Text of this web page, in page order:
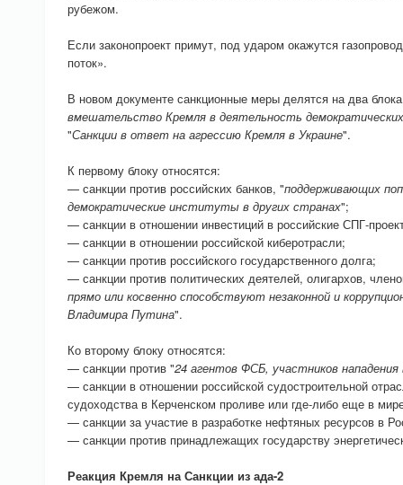
рубежом.
Если законопроект примут, под ударом окажутся
поток».
В новом документе санкционные меры делятся на два
вмешательство Кремля в деятельность
"Санкции в ответ на агрессию Кремля в Украине".
К первому блоку относятся:
— санкции против российских банков, "поддерживающих
демократические институты в других странах";
— санкции в отношении инвестиций в российские СПГ-
— санкции в отношении российской киберотрасли;
— санкции против российского государственного долга;
— санкции против политических деятелей, олигархов,
прямо или косвенно способствуют незаконной и
Владимира Путина".
Ко второму блоку относятся:
— санкции против "24 агентов ФСБ, участников нападения
— санкции в отношении российской судостроительной
судоходства в Керченском проливе или где-либо еще в
— санкции за участие в разработке нефтяных ресурсов в
— санкции против принадлежащих государству
Реакция Кремля на Санкции из ада-2